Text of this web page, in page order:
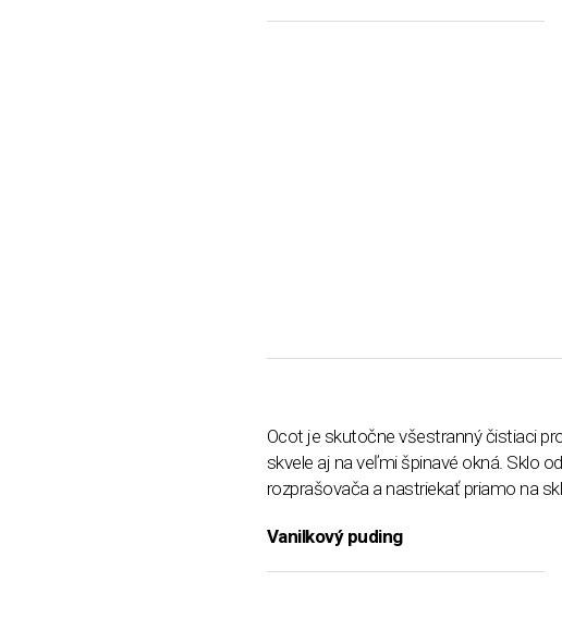
Ocot je skutočne všestranný čistiaci
skvele aj na veľmi špinavé okná. Sklo
rozprašovača a nastriekať priamo na
Vanilkový puding